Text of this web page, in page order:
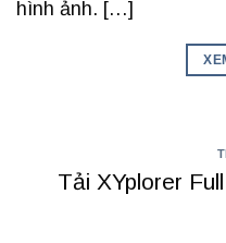
hình ảnh. […]
Tải XYplorer